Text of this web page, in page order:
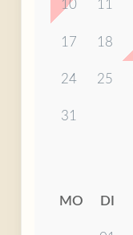
10 11
17 18
24 25
31
MO DI